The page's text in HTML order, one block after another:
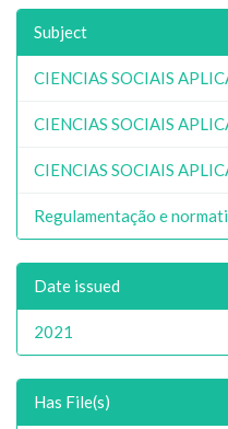
Subject
CIENCIAS SOCIAIS
CIENCIAS SOCIAIS
CIENCIAS SOCIAIS
Regulamentação e
Date issued
2021
Has File(s)